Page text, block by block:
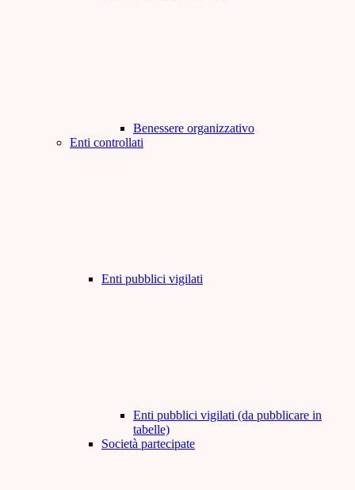
Benessere organizzativo
Enti controllati
Enti pubblici vigilati
Enti pubblici vigilati (da pubblicare in
tabelle)
Società partecipate